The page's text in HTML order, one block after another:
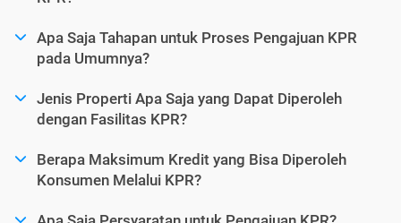
Apa Saja Tahapan untuk Proses Pengajuan KPR
pada Umumnya?
Jenis Properti Apa Saja yang Dapat Diperoleh
dengan Fasilitas KPR?
Berapa Maksimum Kredit yang Bisa Diperoleh
Konsumen Melalui KPR?